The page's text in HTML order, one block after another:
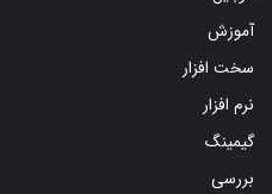
آموزش
سخت افزار
نرم افزار
گیمینگ
بررسی